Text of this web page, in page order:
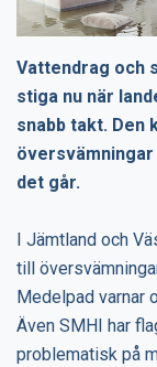
Vattendrag och
stiga nu när
snabb takt. Den
det går.
I Jämtland och
till
Medelpad varnar
Även SMHI har
problematisk på